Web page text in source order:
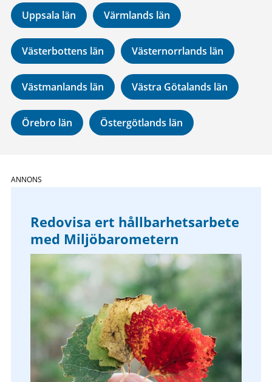
Uppsala län Värmlands län
Västerbottens län Västernorrlands län
Västmanlands län Västra Götalands län
Örebro län Östergötlands län
Redovisa ert hållbarhetsarbete
med Miljöbarometern